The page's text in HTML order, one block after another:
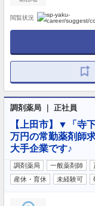
閲覧状況
調剤薬局 ｜ 正社員
【上田市】▼「寺
万円の常勤薬剤師
大手企業です♪
調剤薬局 一般薬剤師
産休・育休
未経験可